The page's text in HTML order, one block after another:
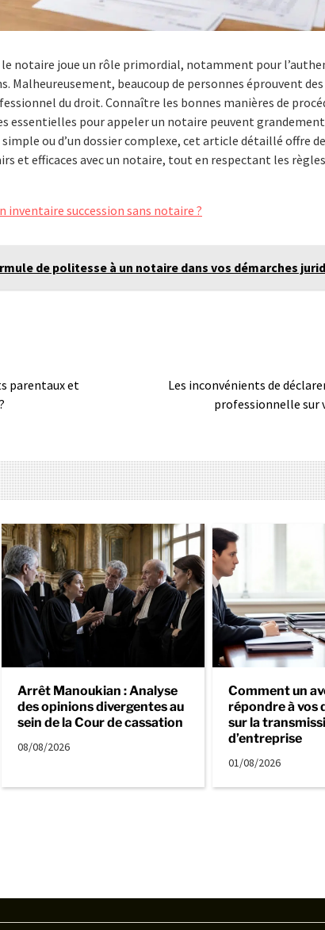
le notaire joue un rôle primordial, notamment pour
Malheureusement, beaucoup de personnes éprouvent
du droit. Connaître les bonnes manières de
essentielles pour appeler un notaire peuvent
simple ou d’un dossier complexe, cet article détaillé offre
et efficaces avec un notaire, tout en respectant les
inventaire succession sans notaire ?
de politesse à un notaire dans vos démarches
parentaux et
Les inconvénients de
professionnelle sur
Arrêt Manoukian : Analyse
des opinions divergentes au
sein de la Cour de cassation
08/08/2026
Comment un
répondre à vos
sur la
d’entreprise
01/08/2026